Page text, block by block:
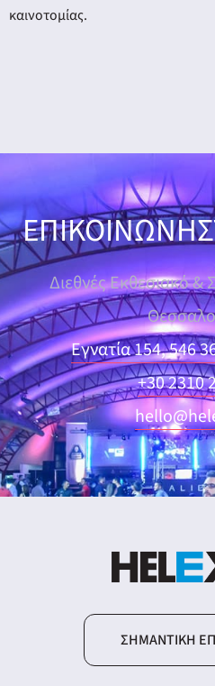
καινοτομίας.
Διεθνές Εκθεσιακό &
Εγνατία 154, 546
+30 2310
ΣΗΜΑΝΤΙΚΉ